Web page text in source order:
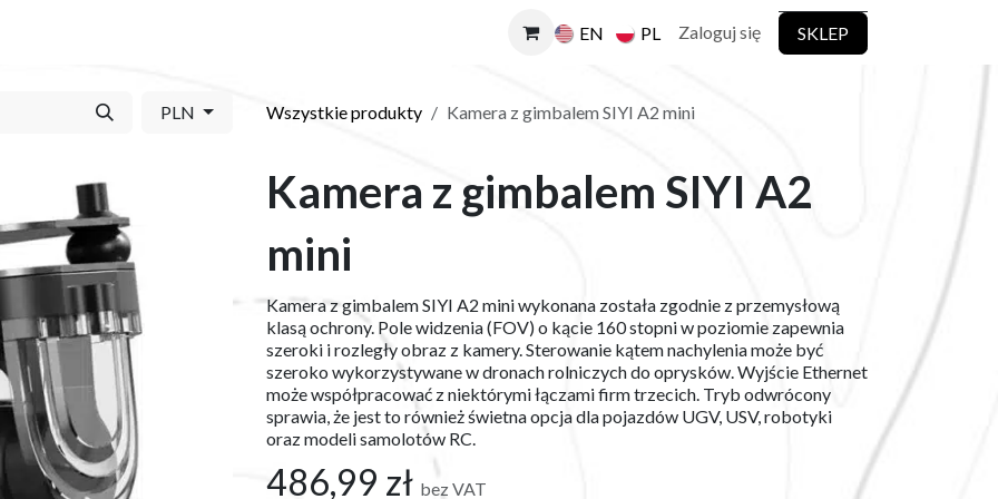
EN PL Zaloguj się SKLEP
PLN Wszystkie produkty Kamera z gimbalem SIYI A2 mini
Kamera z gimbalem SIYI A2
mini
Kamera z gimbalem SIYI A2 mini wykonana została zgodnie z przemysłową
klasą ochrony. Pole widzenia (FOV) o kącie 160 stopni w poziomie zapewnia
szeroki i rozległy obraz z kamery. Sterowanie kątem nachylenia może być
szeroko wykorzystywane w dronach rolniczych do oprysków. Wyjście Ethernet
może współpracować z niektórymi łączami firm trzecich. Tryb odwrócony
sprawia, że jest to również świetna opcja dla pojazdów UGV, USV, robotyki
oraz modeli samolotów RC.
486,99 zł bez VAT